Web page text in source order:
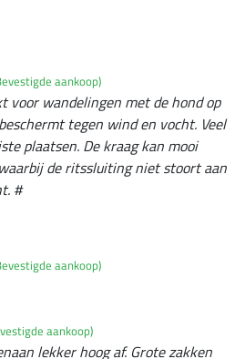
aankoop)
voor wandelingen met de hond op
tegen wind en vocht. Veel
plaatsen. De kraag kan mooi
de ritssluiting niet stoort aan
#
aankoop)
aankoop)
lekker hoog af. Grote zakken